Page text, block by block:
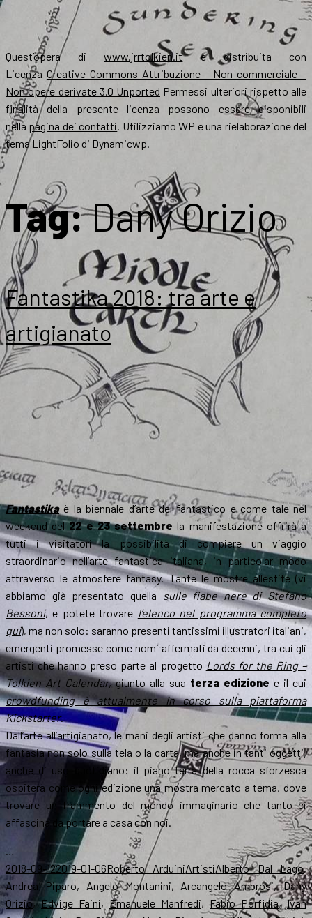
Quest’opera diwww.jrrtolkien.itè distribuita con
Licenza Creative Commons Attribuzione – Non commerciale –
Non opere derivate 3.0 Unported Permessi ulteriori rispetto alle
finalità della presente licenza possono essere disponibili
nella pagina dei contatti. Utilizziamo WP e una rielaborazione del
tema LightFolio di Dynamicwp.
Tag:Dany Orizio
Fantastika 2018: tra arte e
artigianato
Fantastikaè la biennale d’arte del fantastico e come tale nel
weekend del22 e 23 settembre la manifestazione offrirà a
tutti i visitatori la possibilità di compiere un viaggio
straordinario nell’arte fantastica italiana, in particolar modo
attraverso le atmosfere fantasy. Tante le mostre allestite (vi
abbiamo già presentato quella sulle fiabe nere di Stefano
Bessoni, e potete trovare l’elenco nel programma completo
qui), ma non solo: saranno presenti tantissimi illustratori italiani,
emergenti promesse come nomi affermati da decenni, tra cui gli
artisti che hanno preso parte al progetto Lords for the Ring –
Tolkien Art Calendar, giunto alla sua terza edizione e il cui
crowdfunding è attualmente in corso sulla piattaforma
Kickstarter.
Dall’arte all’artigianato, le mani degli artisti che danno forma alla
fantasia non solo sulla tela o la carta, ma anche in tanti oggetti,
anche di uso quotidiano: il piano terra della rocca sforzesca
ospiterà come ogni edizione una mostra mercato a tema, dove
trovare un frammento del mondo immaginario che tanto ci
affascina da portare a casa con noi.
…
Scritto
il
2018-09-122019-01-06Autore
Roberto ArduiniCategorie
ArtistiTag
Alberto Dal Lago,
Andrea Piparo, Angelo Montanini, Arcangelo Ambrosi,Dany
Orizio,Edvige Faini, Emanuele Manfredi,Fabio Porfidia,Ivan